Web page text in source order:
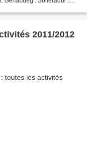
2011/2012